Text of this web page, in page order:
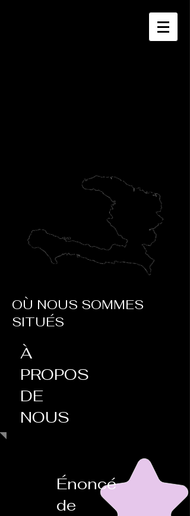
OÙ NOUS SOMMES
SITUÉS
À
PROPOS
DE
NOUS
Énoncé
de